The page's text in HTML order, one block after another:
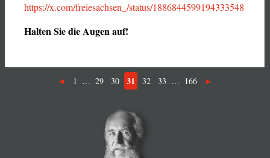
https://x.com/freiesachsen_/status/1886844599194333548
Halten Sie die Augen auf!
1 … 29 30 31 32 33 … 166